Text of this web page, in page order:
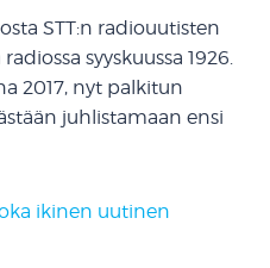
STT:n radiouutisten
syyskuussa 1926.
2017, nyt palkitun
juhlistamaan ensi
ikinen uutinen